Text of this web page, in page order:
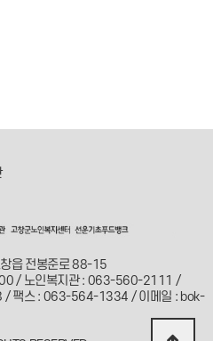
읍 전봉준로 88-15
/ 노인복지관 : 063-560-2111 /
팩스 : 063-564-1334 / 이메일 : bok-